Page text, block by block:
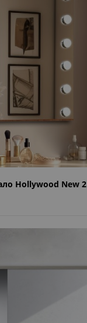
Hollywood New 2